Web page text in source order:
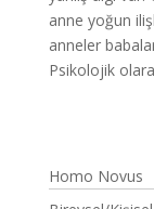
anne yoğun
anneler
Psikolojik
Homo Novus